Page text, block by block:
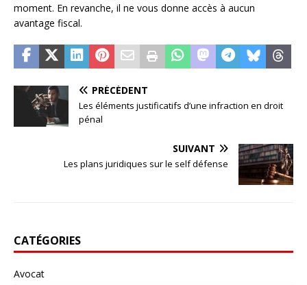
moment. En revanche, il ne vous donne accès à aucun
avantage fiscal.
PRÉCÉDENT
Les éléments justificatifs d’une infraction en droit
pénal
SUIVANT
Les plans juridiques sur le self défense
CATÉGORIES
Avocat